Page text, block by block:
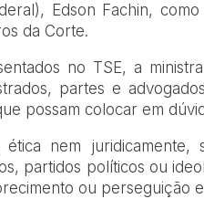
Edson Fachin,
da Corte.
no TSE, a
partes e
possam colocar em
ética nem
partidos políticos ou
ou perseguição